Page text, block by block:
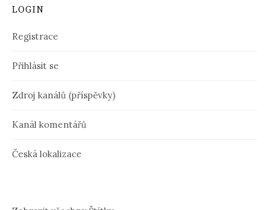
LOGIN
Registrace
Přihlásit se
Zdroj kanálů (příspěvky)
Kanál komentářů
Česká lokalizace